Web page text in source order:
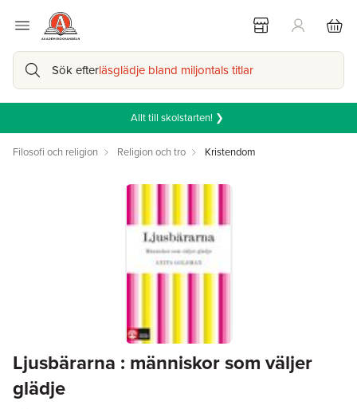
Sök efterläsglädje bland miljontals titlar
Allt till skolstarten! ❯
Filosofi och religion Religion och tro Kristendom
Ljusbärarna : människor som väljer
glädje